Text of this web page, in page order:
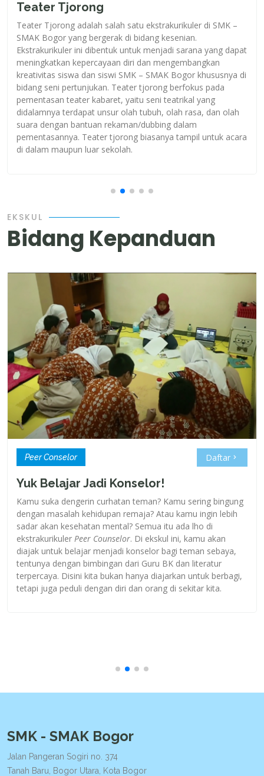
Teater Tjorong
Teater Tjorong adalah salah satu ekstrakurikuler di SMK –
SMAK Bogor yang bergerak di bidang kesenian.
Ekstrakurikuler ini dibentuk untuk menjadi sarana yang dapat
meningkatkan kepercayaan diri dan mengembangkan
kreativitas siswa dan siswi SMK – SMAK Bogor khususnya di
bidang seni pertunjukan. Teater tjorong berfokus pada
pementasan teater kabaret, yaitu seni teatrikal yang
didalamnya terdapat unsur olah tubuh, olah rasa, dan olah
suara dengan bantuan rekaman/dubbing dalam
pementasannya. Teater tjorong biasanya tampil untuk acara
di dalam maupun luar sekolah.
EKSKUL
Bidang Kepanduan
Peer Conselor Daftar
Yuk Belajar Jadi Konselor!
Kamu suka dengerin curhatan teman? Kamu sering bingung
dengan masalah kehidupan remaja? Atau kamu ingin lebih
sadar akan kesehatan mental? Semua itu ada lho di
ekstrakurikuler Peer Counselor. Di ekskul ini, kamu akan
diajak untuk belajar menjadi konselor bagi teman sebaya,
tentunya dengan bimbingan dari Guru BK dan literatur
terpercaya. Disini kita bukan hanya diajarkan untuk berbagi,
tetapi juga peduli dengan diri dan orang di sekitar kita.
SMK - SMAK Bogor
Jalan Pangeran Sogiri no. 374
Tanah Baru, Bogor Utara, Kota Bogor